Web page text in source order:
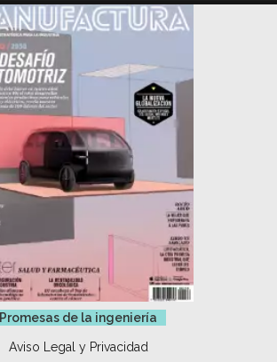
Promesas de la ingeniería
Aviso Legal y Privacidad